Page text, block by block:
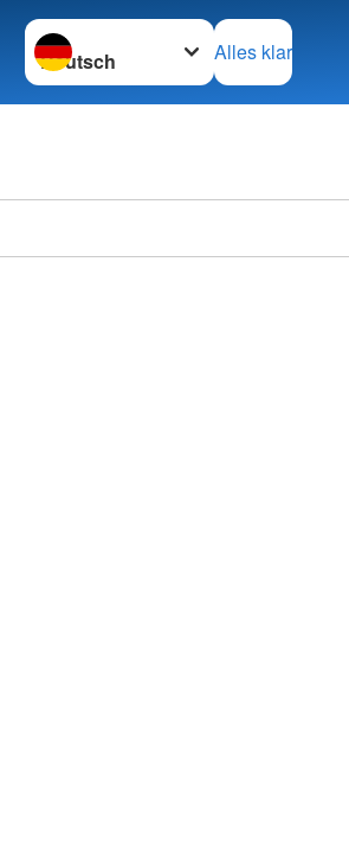
Sprache wechseln zu
Alles klar